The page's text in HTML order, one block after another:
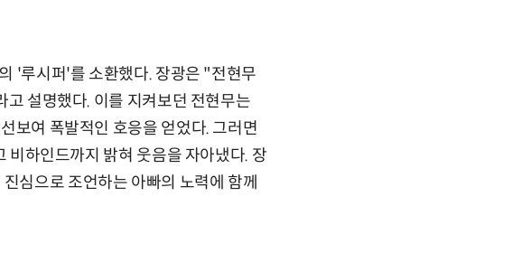
'루시퍼'를 소환했다. 장광은 "전현무
설명했다. 이를 지켜보던 전현무는
보여 폭발적인 호응을 얻었다. 그러면
하인드까지 밝혀 웃음을 자아냈다. 장
심으로 조언하는 아빠의 노력에 함께